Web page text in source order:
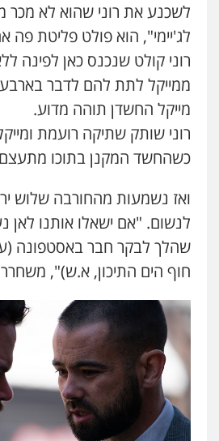
לשכנע את רוני שהוא לא מכר
לג'יימי", הוא פולט פליטת פה
רוני קולט שנכנס כאן לפינה
ממייקל לתת להם לדבר בארבע
מייקל החשדן תוהה מדוע.
רוני שותק שתיקה רועמת
כשהחשד המקנן בתוכו
ואז נשמעות מהחורבה שלוש
לנשום. "אם ישאלו אותנו לאן
שהלך לבקר חבר באסטפונה
חוף הים התיכון, א.ש)",